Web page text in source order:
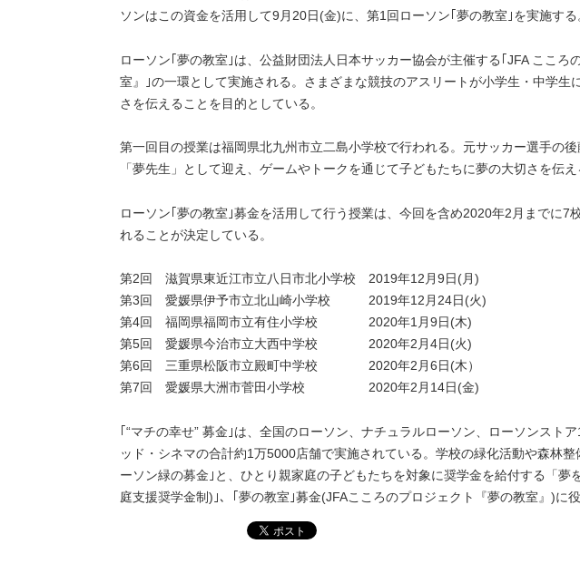
ソンはこの資金を活用して9月20日(金)に、第1回ローソン｢夢の教室｣を実施する
ローソン｢夢の教室｣は、公益財団法人日本サッカー協会が主催する｢JFA こころ
室』｣の一環として実施される。さまざまな競技のアスリートが小学生・中学生
さを伝えることを目的としている。
第一回目の授業は福岡県北九州市立二島小学校で行われる。元サッカー選手の
「夢先生」として迎え、ゲームやトークを通じて子どもたちに夢の大切さを伝え
ローソン｢夢の教室｣募金を活用して行う授業は、今回を含め2020年2月までに7
れることが決定している。
第2回 滋賀県東近江市立八日市北小学校 2019年12月9日(月)
第3回 愛媛県伊予市立北山崎小学校 2019年12月24日(火)
第4回 福岡県福岡市立有住小学校 2020年1月9日(木)
第5回 愛媛県今治市立大西中学校 2020年2月4日(火)
第6回 三重県松阪市立殿町中学校 2020年2月6日(木）
第7回 愛媛県大洲市菅田小学校 2020年2月14日(金)
｢“マチの幸せ” 募金｣は、全国のローソン、ナチュラルローソン、ローソンスト
ッド・シネマの合計約1万5000店舗で実施されている。学校の緑化活動や森林整
ーソン緑の募金｣と、ひとり親家庭の子どもたちを対象に奨学金を給付する「夢
庭支援奨学金制)｣、｢夢の教室｣募金(JFAこころのプロジェクト『夢の教室』)に役